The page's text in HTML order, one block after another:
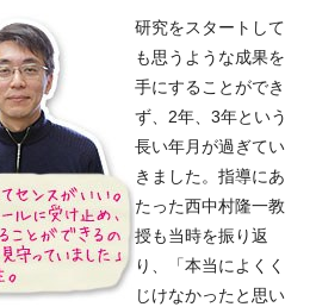
研究をスタートして
も思うような成果を
手にすることができ
ず、2年、3年という
長い年月が過ぎてい
きました。指導にあ
たった西中村隆一教
授も当時を振り返
り、「本当によくく
じけなかったと思い